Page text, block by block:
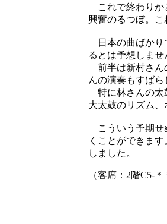
これで終わりか
興奮のるつぼ。こ
日本の曲ばかり
るとは予想しま
前半は新村さん
んの演奏もすば
特に林さんの太
大太鼓のリズム、
こういう予期せ
くことができま
しました。
（客席：2階C5-